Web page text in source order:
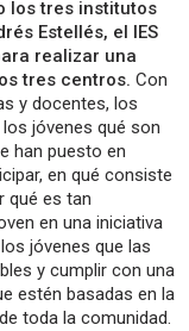
los tres institutos
Estellés, el IES
realizar una
tres centros. Con
y docentes, los
jóvenes qué son
han puesto en
en qué consiste
qué es tan
en una iniciativa
jóvenes que las
y cumplir con una
estén basadas en la
toda la comunidad.